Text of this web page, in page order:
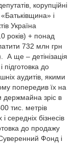
корупційні
і
Україна
років) + понад
732 млн грн
А ще – детінізація
підготовка до
аудитів, якими
попередив їх на
зріс в
тис. метрів
середніх бізнесів
до продажу
Фонд і